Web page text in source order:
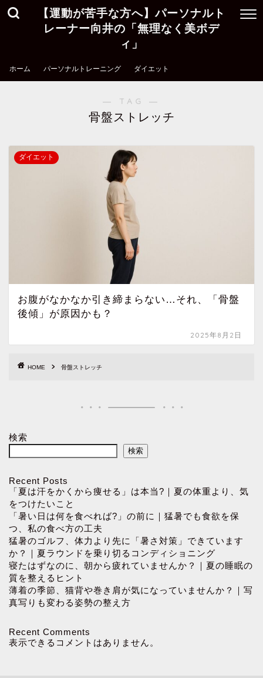
【運動が苦手な方へ】パーソナルト
レーナー向井の「無理なく美ボデ
ィ」
ホーム パーソナルトレーニング ダイエット
― TAG ―
骨盤ストレッチ
ダイエット
お腹がなかなか引き締まらない…それ、「骨盤
後傾」が原因かも？
2025年8月2日
HOME 骨盤ストレッチ
検索
検索
Recent Posts
「夏は汗をかくから痩せる」は本当?｜夏の体重より、気
をつけたいこと
「暑い日は何を食べれば?」の前に｜猛暑でも食欲を保
つ、私の食べ方の工夫
猛暑のゴルフ、体力より先に「暑さ対策」できています
か？｜夏ラウンドを乗り切るコンディショニング
寝たはずなのに、朝から疲れていませんか？｜夏の睡眠の
質を整えるヒント
薄着の季節、猫背や巻き肩が気になっていませんか？｜写
真写りも変わる姿勢の整え方
Recent Comments
表示できるコメントはありません。